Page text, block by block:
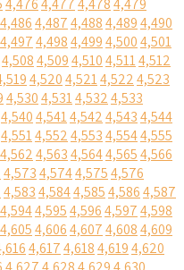
4,4764,4774,4784,479
4,4864,4874,4884,4894,490
4,4974,4984,4994,5004,501
4,5084,5094,5104,5114,512
4,5204,5214,5224,523
4,5304,5314,5324,533
4,5404,5414,5424,5434,544
4,5514,5524,5534,5544,555
4,5624,5634,5644,5654,566
4,5734,5744,5754,576
4,5834,5844,5854,5864,587
4,5944,5954,5964,5974,598
4,6054,6064,6074,6084,609
4,6174,6184,6194,620